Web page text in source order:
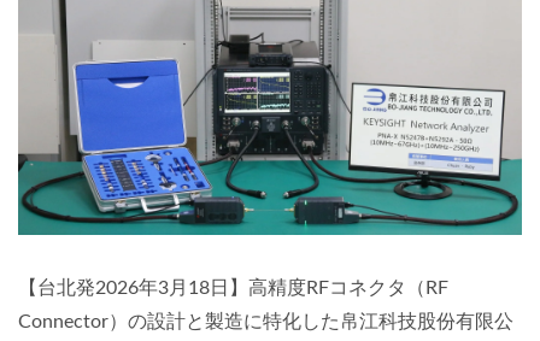
【台北発2026年3月18日】高精度RFコネクタ（RF
Connector）の設計と製造に特化した帛江科技股份有限公